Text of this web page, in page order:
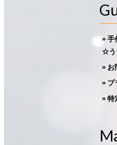
手
☆う
お
プ
特